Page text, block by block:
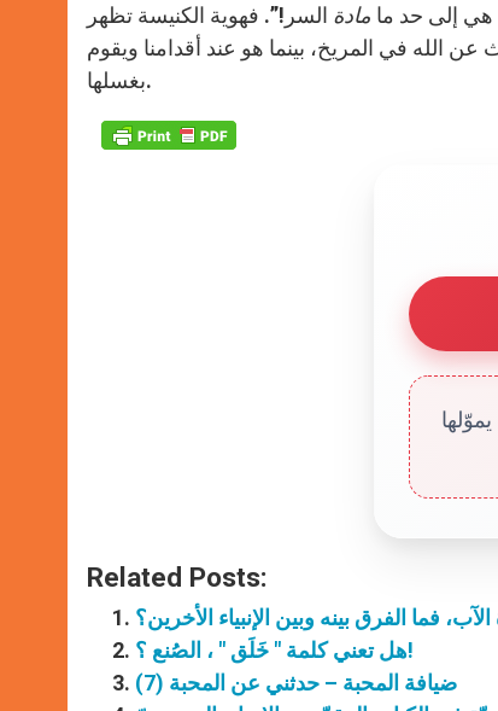
هي إلى حد ما مادة السر!”. فهوية الكنيسة تظهر
الله في المريخ، بينما هو عند أقدامنا ويقوم
بغسلها.
Related Posts:
فما الفرق بينه وبين الإنبياء الأخرين؟
هل تعني كلمة " خَلَق " ، الصُنع ؟!
ضيافة المحبة – حدثني عن المحبة (7)